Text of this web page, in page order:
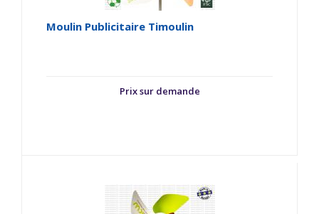
Moulin Publicitaire Timoulin
Prix sur demande